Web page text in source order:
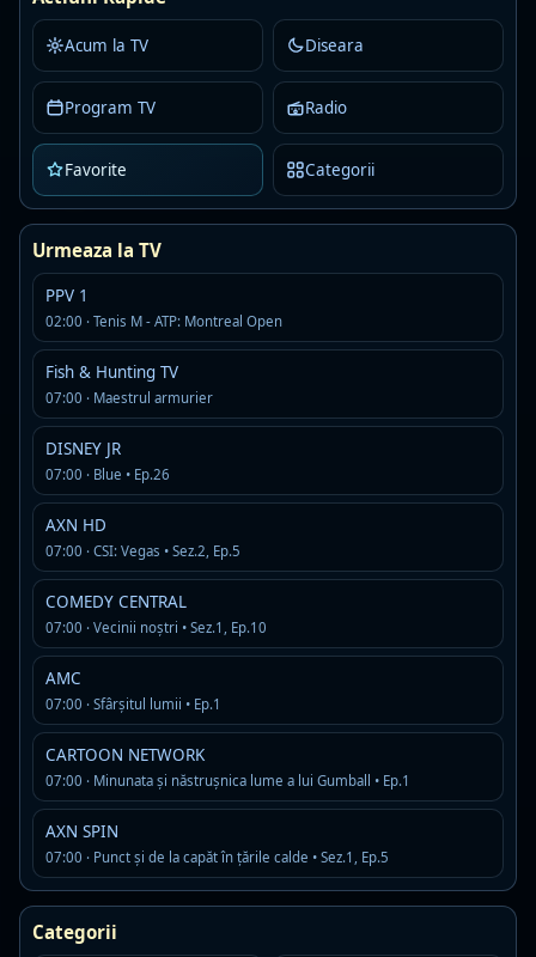
Acum la TV Diseara
Program TV Radio
Favorite Categorii
Urmeaza la TV
PPV 1
02:00 · Tenis M - ATP: Montreal Open
Fish & Hunting TV
07:00 · Maestrul armurier
DISNEY JR
07:00 · Blue • Ep.26
AXN HD
07:00 · CSI: Vegas • Sez.2, Ep.5
COMEDY CENTRAL
07:00 · Vecinii noștri • Sez.1, Ep.10
AMC
07:00 · Sfârșitul lumii • Ep.1
CARTOON NETWORK
07:00 · Minunata și năstrușnica lume a lui Gumball • Ep.1
AXN SPIN
07:00 · Punct și de la capăt în țările calde • Sez.1, Ep.5
Categorii
05:00 Baschet 3x3 Nations League
09:45 Tenis Atp
11:45 Tenis Atp
14:00 Dortmund – Werder Bremen
16:00 Mallorca – Real Madrid
18:00 Al Nassr – Damac
20:00 Betis – Espanyol
22:00 Poli Timișoara – Chindia
Emisiuni, stiri si filme difuzate
frecvent la PRIMA SPORT 5
Am adunat in timp cele mai prezente titluri de pe
acest canal, ca sa iti faci o idee rapida despre
continutul pe care il gasesti aici.
Divizia A
Disponibil in istoricul recent al programului PRIMA SPORT 5
Tenis Atp: Indian Wells Open
Disponibil in istoricul recent al programului PRIMA SPORT 5
Handbal Ehf: European League